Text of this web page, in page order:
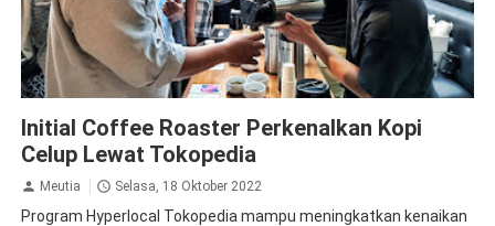
Initial Coffee Roaster Perkenalkan Kopi
Celup Lewat Tokopedia
Meutia Selasa, 18 Oktober 2022
Program Hyperlocal Tokopedia mampu meningkatkan kenaikan